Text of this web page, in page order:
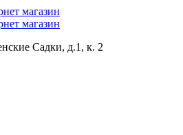
Садки, д.1, к. 2